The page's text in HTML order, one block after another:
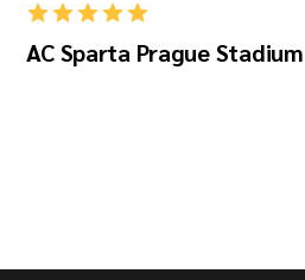
AC Sparta Prague Stadium